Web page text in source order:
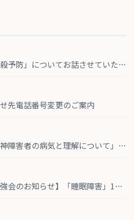
【開催レポート】「自殺予防」についてお話させていただきました（みんなの訪問看護リハビリステーション相模原様）
先電話番号変更のご案内
【開催レポート】「精神障害者の病気と理解について」研修を実施しました（社会福祉法人泰政会様）
地域の皆さまへ｜【勉強会のお知らせ】「睡眠障害」11月25日(火) 町田市文化交流センター5階「サルビア」開催（主催：医療法人社団おおぞら会 つばさクリニック）